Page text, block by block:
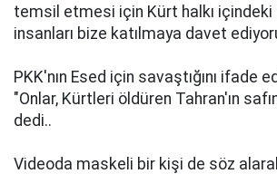
temsil etmesi için Kürt halkı
insanları bize katılmaya davet
PKK'nın Esed için savaştığını ifade
"Onlar, Kürtleri öldüren Tahran'ın
dedi..
Videoda maskeli bir kişi de söz